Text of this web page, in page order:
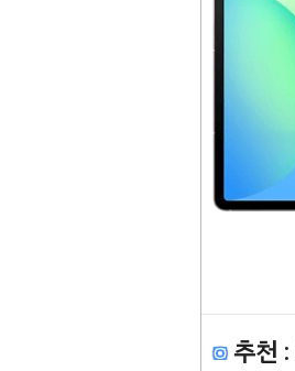
추천 :